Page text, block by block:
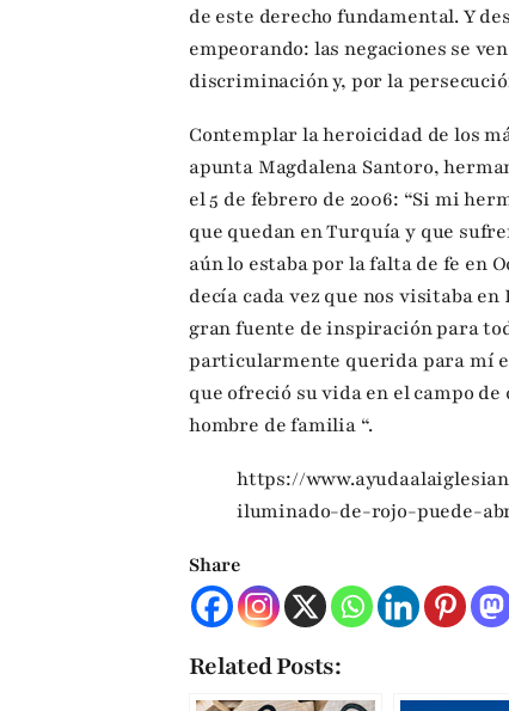
de este derecho fundamental. Y
empeorando: las negaciones se
discriminación y, por la
Contemplar la heroicidad de los
apunta Magdalena Santoro,
el 5 de febrero de 2006: “Si mi
que quedan en Turquía y que
aún lo estaba por la falta de fe en
decía cada vez que nos visitaba
gran fuente de inspiración para
particularmente querida para mí
que ofreció su vida en el campo
hombre de familia “.
https://
iluminado-de-rojo-puede-
Share
Related Posts: